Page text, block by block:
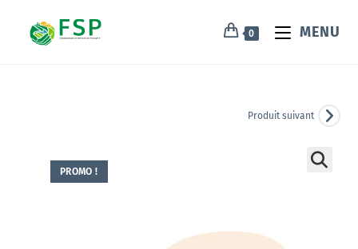
0 MENU
PROMO !
Produit suivant